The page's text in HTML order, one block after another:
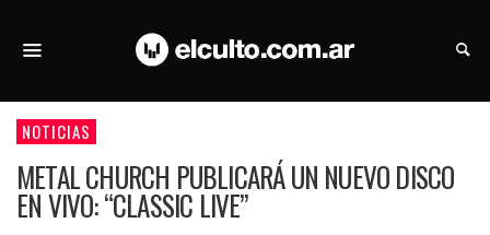
NOTICIAS
METAL CHURCH PUBLICARÁ UN NUEVO DISCO
EN VIVO: “CLASSIC LIVE”